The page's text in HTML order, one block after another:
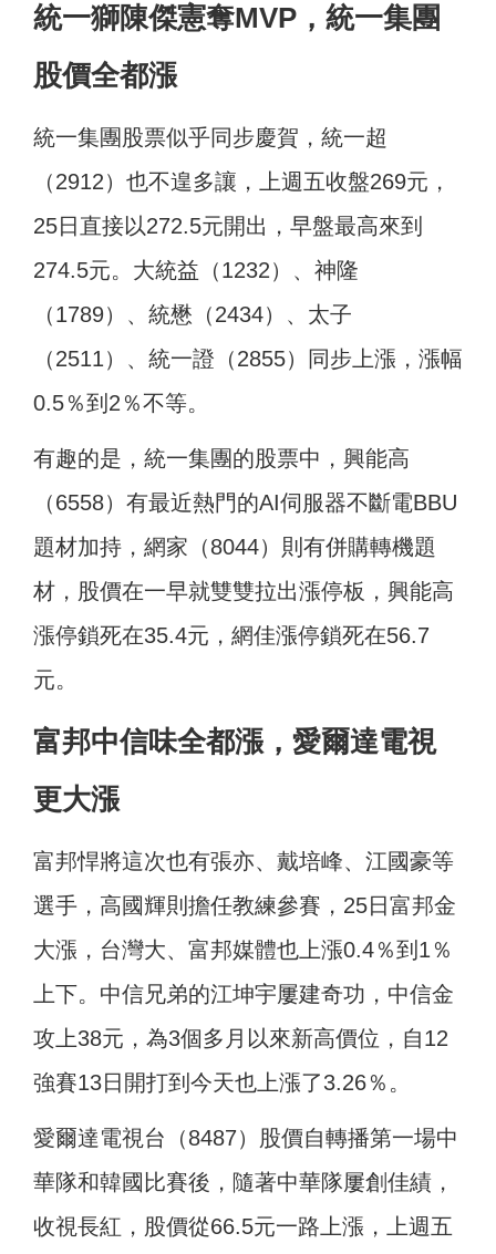
統一獅陳傑憲奪MVP，統一集團
股價全都漲
統一集團股票似乎同步慶賀，統一超
（2912）也不遑多讓，上週五收盤269元，
25日直接以272.5元開出，早盤最高來到
274.5元。大統益（1232）、神隆
（1789）、統懋（2434）、太子
（2511）、統一證（2855）同步上漲，漲幅
0.5％到2％不等。
有趣的是，統一集團的股票中，興能高
（6558）有最近熱門的AI伺服器不斷電BBU
題材加持，網家（8044）則有併購轉機題
材，股價在一早就雙雙拉出漲停板，興能高
漲停鎖死在35.4元，網佳漲停鎖死在56.7
元。
富邦中信味全都漲，愛爾達電視
更大漲
富邦悍將這次也有張亦、戴培峰、江國豪等
選手，高國輝則擔任教練參賽，25日富邦金
大漲，台灣大、富邦媒體也上漲0.4％到1％
上下。中信兄弟的江坤宇屢建奇功，中信金
攻上38元，為3個多月以來新高價位，自12
強賽13日開打到今天也上漲了3.26％。
愛爾達電視台（8487）股價自轉播第一場中
華隊和韓國比賽後，隨著中華隊屢創佳績，
收視長紅，股價從66.5元一路上漲，上週五